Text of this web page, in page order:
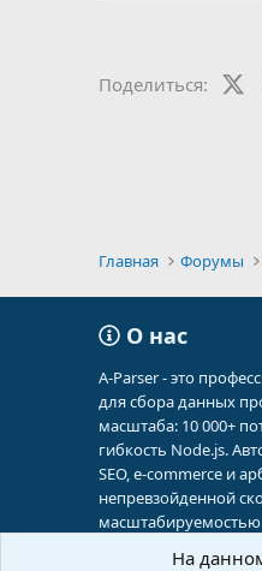
Поделиться:
Главная Форумы
О нас
A-Parser - это
для сбора данных
масштаба: 10 000+
гибкость Node.js.
SEO, e-commerce и
непревзойденной
масштабируемостью
На